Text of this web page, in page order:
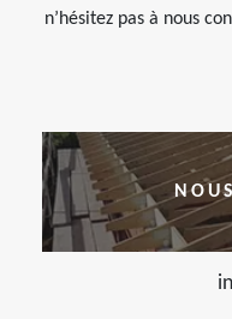
n’hésitez pas à nous